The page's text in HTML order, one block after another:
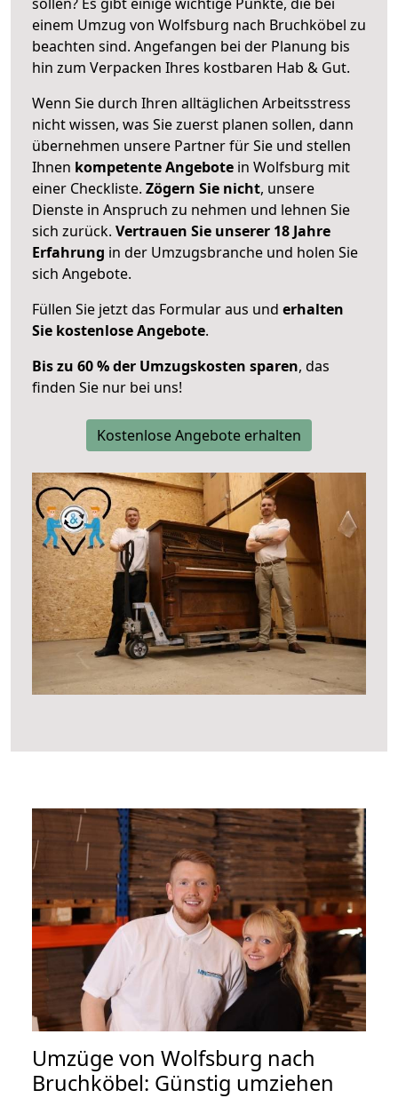
einem Umzug von Wolfsburg nach Bruchköbel zu
beachten sind. Angefangen bei der Planung bis
hin zum Verpacken Ihres kostbaren Hab & Gut.
Wenn Sie durch Ihren alltäglichen Arbeitsstress
nicht wissen, was Sie zuerst planen sollen, dann
übernehmen unsere Partner für Sie und stellen
Ihnen kompetente Angebote in Wolfsburg mit
einer Checkliste. Zögern Sie nicht, unsere
Dienste in Anspruch zu nehmen und lehnen Sie
sich zurück. Vertrauen Sie unserer 18 Jahre
Erfahrung in der Umzugsbranche und holen Sie
sich Angebote.
Füllen Sie jetzt das Formular aus und erhalten
Sie kostenlose Angebote.
Bis zu 60 % der Umzugskosten sparen, das
finden Sie nur bei uns!
Kostenlose Angebote erhalten
Umzüge von Wolfsburg nach
Bruchköbel: Günstig umziehen